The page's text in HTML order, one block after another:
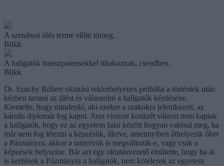
A szenátusi ülés terme előtti tömeg.
Blikk
A hallgatók transzparensekkel tiltakoznak, csendben.
Blikk
Dr. Szuchy Róbert oktatási rektorhelyettes próbálta a történtek után
kézben tartani az ülést és válaszolni a hallgatók kérdéseire.
Kiemelte, hogy mindenki, aki ezekre a szakokra jelentkezett, az
károlis diplomát fog kapni. Arra viszont konkrét választ nem kaptak
a hallgatók, hogy ez az egyetem falai között hogyan valósul meg, ha
már nem fog létezni a képzésük, illetve, amennyiben áthelyezik őket
a Pázmányra, akkor a tantervük is megváltozik-e, vagy csak a
képzések helyszíne. Bár azt egy oktatásvezető említette, hogy ha át
is kerülnek a Pázmányra a hallgatók, nem kötelesek az egyetem